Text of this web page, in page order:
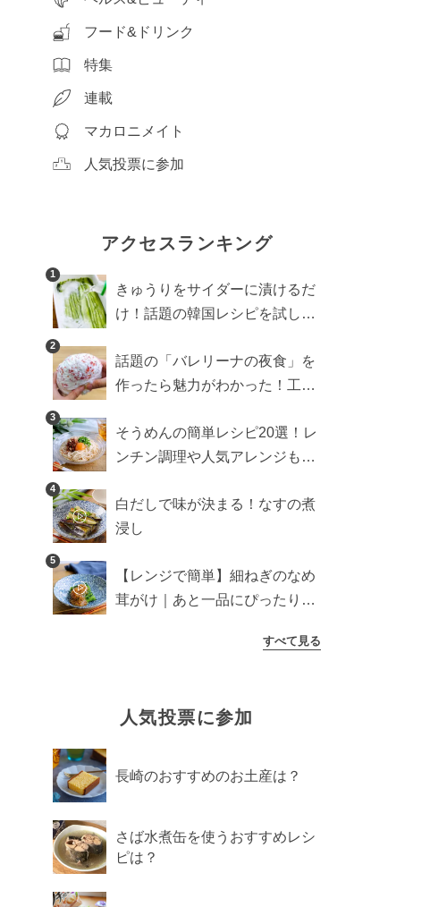
フード&ドリンク
特集
連載
マカロニメイト
人気投票に参加
アクセスランキング
1
きゅうりをサイダーに漬けるだ
け！話題の韓国レシピを試した
2
話題の「バレリーナの夜食」を
作ったら魅力がわかった！工程
3
そうめんの簡単レシピ20選！レ
ンチン調理や人気アレンジも紹
4
白だしで味が決まる！なすの煮
浸し
5
【レンジで簡単】細ねぎのなめ
茸がけ｜あと一品にぴったり副
すべて見る
人気投票に参加
長崎のおすすめのお土産は？
さば水煮缶を使うおすすめレシ
ピは？